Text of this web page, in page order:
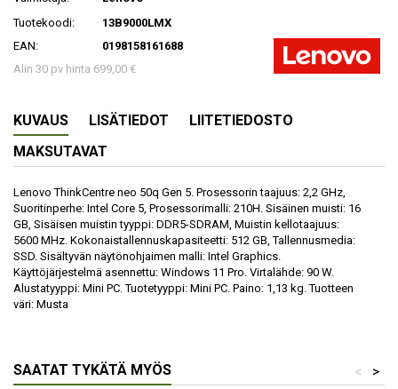
Tuotekoodi:
13B9000LMX
EAN:
0198158161688
Alin 30 pv hinta 699,00 €
KUVAUS LISÄTIEDOT
LIITETIEDOSTO
MAKSUTAVAT
Lenovo ThinkCentre neo 50q Gen 5. Prosessorin taajuus: 2,2 GHz,
Suoritinperhe: Intel Core 5, Prosessorimalli: 210H. Sisäinen muisti: 16
GB, Sisäisen muistin tyyppi: DDR5-SDRAM, Muistin kellotaajuus:
5600 MHz. Kokonaistallennuskapasiteetti: 512 GB, Tallennusmedia:
SSD. Sisältyvän näytönohjaimen malli: Intel Graphics.
Käyttöjärjestelmä asennettu: Windows 11 Pro. Virtalähde: 90 W.
Alustatyyppi: Mini PC. Tuotetyyppi: Mini PC. Paino: 1,13 kg. Tuotteen
väri: Musta
SAATAT TYKÄTÄ MYÖS >
<